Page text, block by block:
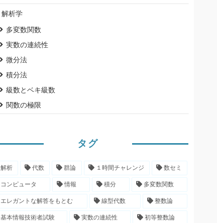
解析学
多変数関数
実数の連続性
微分法
積分法
級数とベキ級数
関数の極限
タグ
解析 代数 群論 １時間チャレンジ 数セミ
コンピュータ 情報 積分 多変数関数
エレガントな解答をもとむ 線型代数 整数論
基本情報技術者試験 実数の連続性 初等整数論